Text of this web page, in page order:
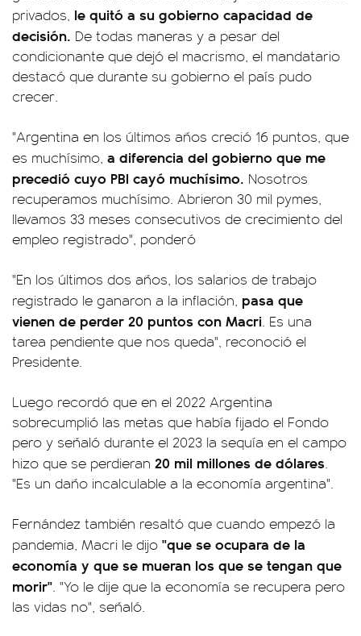
privados, le quitó a su gobierno capacidad de
decisión. De todas maneras y a pesar del
condicionante que dejó el macrismo, el mandatario
destacó que durante su gobierno el país pudo
crecer.
"Argentina en los últimos años creció 16 puntos, que
es muchísimo, a diferencia del gobierno que me
precedió cuyo PBI cayó muchísimo. Nosotros
recuperamos muchísimo. Abrieron 30 mil pymes,
llevamos 33 meses consecutivos de crecimiento del
empleo registrado", ponderó
"En los últimos dos años, los salarios de trabajo
registrado le ganaron a la inflación, pasa que
vienen de perder 20 puntos con Macri. Es una
tarea pendiente que nos queda", reconoció el
Presidente.
Luego recordó que en el 2022 Argentina
sobrecumplió las metas que había fijado el Fondo
pero y señaló durante el 2023 la sequía en el campo
hizo que se perdieran 20 mil millones de dólares.
"Es un daño incalculable a la economía argentina".
Fernández también resaltó que cuando empezó la
pandemia, Macri le dijo "que se ocupara de la
economía y que se mueran los que se tengan que
morir". "Yo le dije que la economía se recupera pero
las vidas no", señaló.